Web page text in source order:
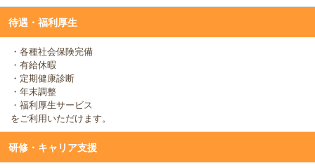
待遇・福利厚生
・各種社会保険完備
・有給休暇
・定期健康診断
・年末調整
・福利厚生サービス
をご利用いただけます。
研修・キャリア支援